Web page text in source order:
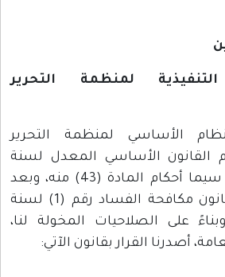
لمنظمة التحرير
الأساسي لمنظمة التحرير
القانون الأساسي المعدل لسنة
2003م وتعديلاته، لا سيما أحكام المادة (43) منه، وبعد
الاطلاع على أحكام قانون مكافحة الفساد رقم (1) لسنة
وبناءً على الصلاحيات المخولة لنا،
أصدرنا القرار بقانون الآتي: